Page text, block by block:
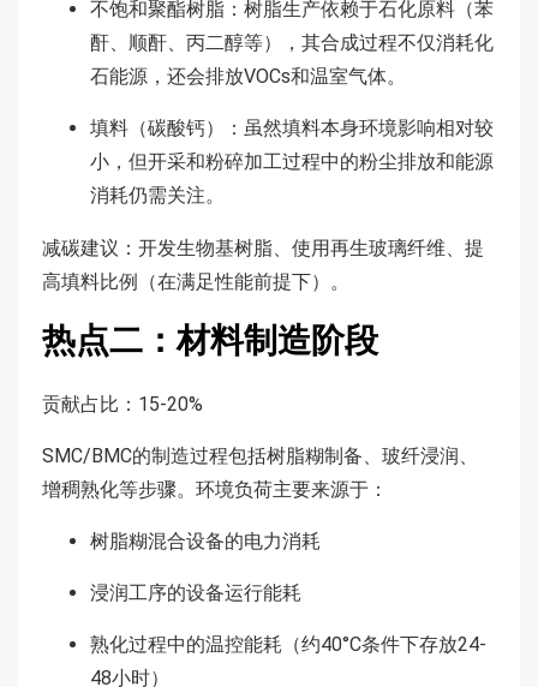
不饱和聚酯树脂：树脂生产依赖于石化原料（苯
酐、顺酐、丙二醇等），其合成过程不仅消耗化
石能源，还会排放VOCs和温室气体。
填料（碳酸钙）：虽然填料本身环境影响相对较
小，但开采和粉碎加工过程中的粉尘排放和能源
消耗仍需关注。
减碳建议：开发生物基树脂、使用再生玻璃纤维、提
高填料比例（在满足性能前提下）。
热点二：材料制造阶段
贡献占比：15-20%
SMC/BMC的制造过程包括树脂糊制备、玻纤浸润、
增稠熟化等步骤。环境负荷主要来源于：
树脂糊混合设备的电力消耗
浸润工序的设备运行能耗
熟化过程中的温控能耗（约40°C条件下存放24-
48小时）